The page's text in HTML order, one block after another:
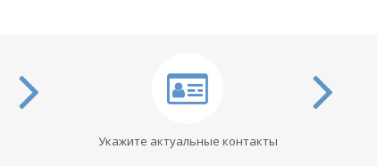
Укажите актуальные контакты